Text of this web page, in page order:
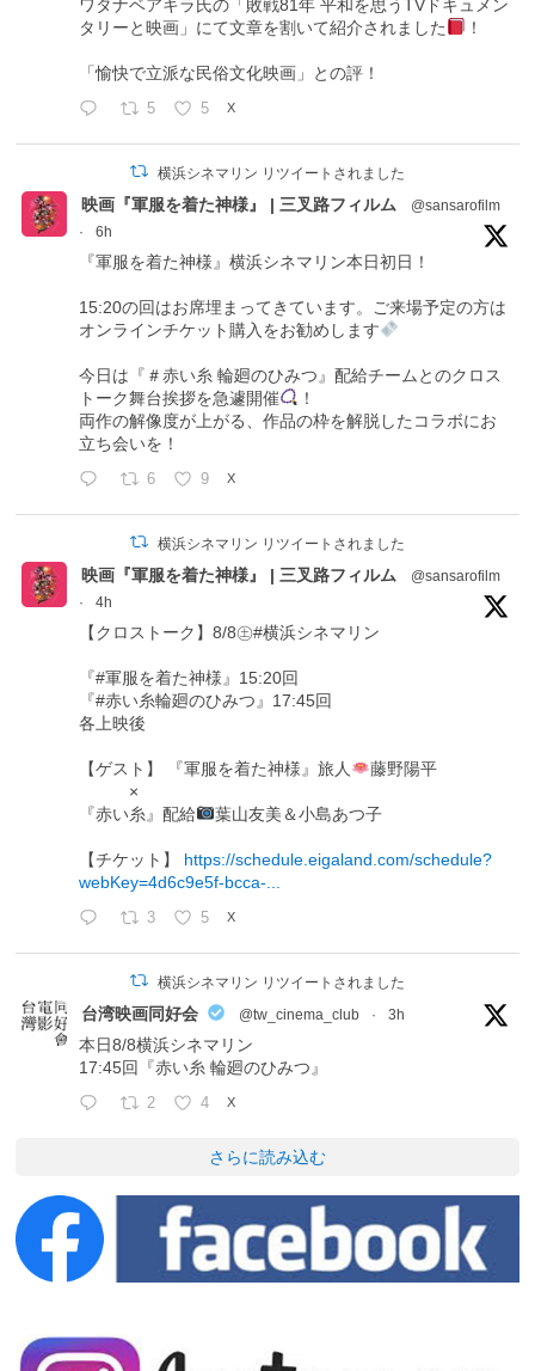
ワタナベアキラ氏の「敗戦81年 平和を思うTVドキュメン
タリーと映画」にて文章を割いて紹介されました
！
「愉快で立派な民俗文化映画」との評！
5 5 X
横浜シネマリン リツイートされました
映画『軍服を着た神様』 | 三叉路フィルム
@sansarofilm
·
6h
『軍服を着た神様』横浜シネマリン本日初日！
15:20の回はお席埋まってきています。ご来場予定の方は
オンラインチケット購入をお勧めします
今日は『＃赤い糸 輪廻のひみつ』配給チームとのクロス
トーク舞台挨拶を急遽開催
！
両作の解像度が上がる、作品の枠を解脱したコラボにお
立ち会いを！
6 9 X
横浜シネマリン リツイートされました
映画『軍服を着た神様』 | 三叉路フィルム
@sansarofilm
·
4h
【クロストーク】8/8㊏#横浜シネマリン
『#軍服を着た神様』15:20回
『#赤い糸輪廻のひみつ』17:45回
各上映後
【ゲスト】 『軍服を着た神様』旅人
藤野陽平
×
『赤い糸』配給
葉山友美＆小島あつ子
【チケット】 https://schedule.eigaland.com/schedule?
webKey=4d6c9e5f-bcca-...
3 5 X
横浜シネマリン リツイートされました
台湾映画同好会 @tw_cinema_club · 3h
本日8/8横浜シネマリン
17:45回『赤い糸 輪廻のひみつ』
2 4 X
さらに読み込む